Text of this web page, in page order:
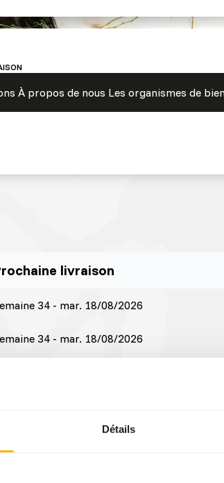
Détails
À propos de nous Les organismes de
livraison
34 - mar. 18/08/2026
34 - mar. 18/08/2026